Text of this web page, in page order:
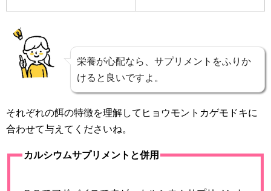
栄養が心配なら、サプリメントをふりか
けると良いですよ。
それぞれの餌の特徴を理解してヒョウモントカゲモドキに
合わせて与えてくださいね。
カルシウムサプリメントと併用